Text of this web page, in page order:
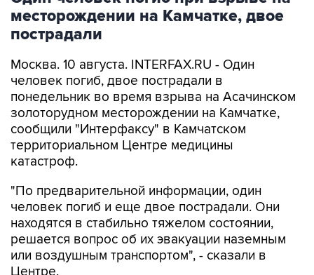
месторождении на Камчатке, двое
пострадали
Москва. 10 августа. INTERFAX.RU - Один
человек погиб, двое пострадали в
понедельник во время взрыва на Асачинском
золоторудном месторождении на Камчатке,
сообщили "Интерфаксу" в Камчатском
территориальном Центре медицины
катастроф.
"По предварительной информации, один
человек погиб и еще двое пострадали. Они
находятся в стабильно тяжелом состоянии,
решается вопрос об их эвакуации наземным
или воздушным транспортом", - сказали в